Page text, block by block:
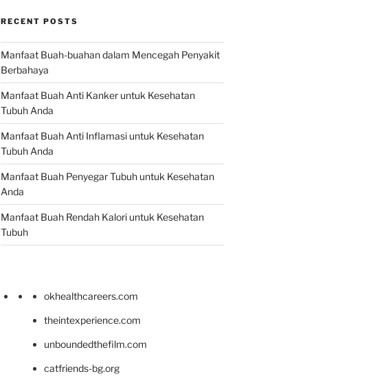
RECENT POSTS
Manfaat Buah-buahan dalam Mencegah Penyakit
Berbahaya
Manfaat Buah Anti Kanker untuk Kesehatan
Tubuh Anda
Manfaat Buah Anti Inflamasi untuk Kesehatan
Tubuh Anda
Manfaat Buah Penyegar Tubuh untuk Kesehatan
Anda
Manfaat Buah Rendah Kalori untuk Kesehatan
Tubuh
okhealthcareers.com
theintexperience.com
unboundedthefilm.com
catfriends-bg.org